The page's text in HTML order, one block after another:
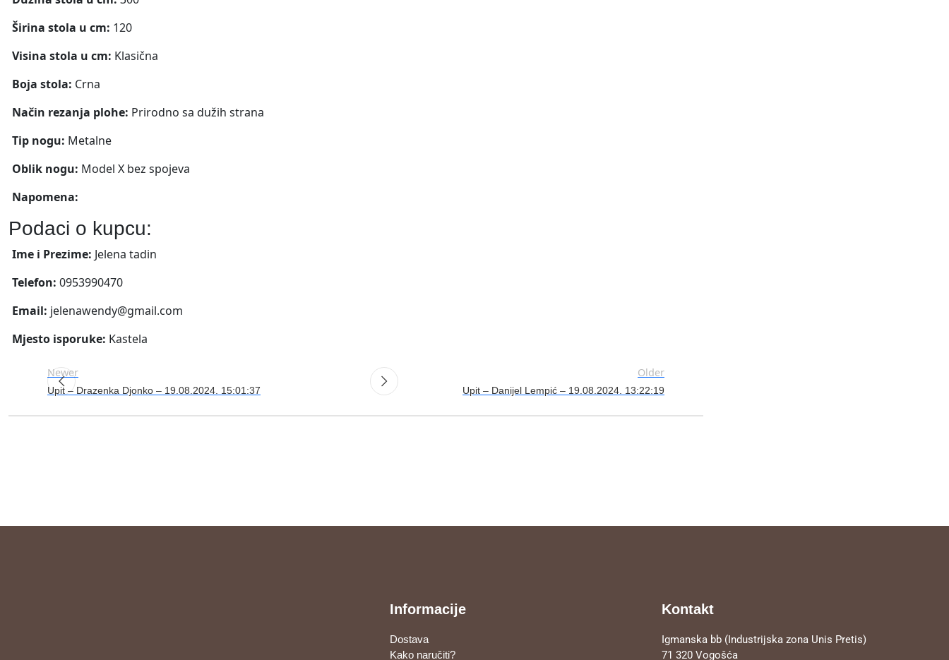
Širina stola u cm: 120
Visina stola u cm: Klasična
Boja stola: Crna
Način rezanja plohe: Prirodno sa dužih strana
Tip nogu: Metalne
Oblik nogu: Model X bez spojeva
Napomena:
Podaci o kupcu:
Ime i Prezime: Jelena tadin
Telefon: 0953990470
Email: jelenawendy@gmail.com
Mjesto isporuke: Kastela
Newer
Upit – Drazenka Djonko – 19.08.2024. 15:01:37
Older
Upit – Danijel Lempić – 19.08.2024. 13:22:19
Informacije
Dostava
Kako naručiti?
Kontakt
Igmanska bb (Industrijska zona Unis Pretis)
71 320 Vogošća